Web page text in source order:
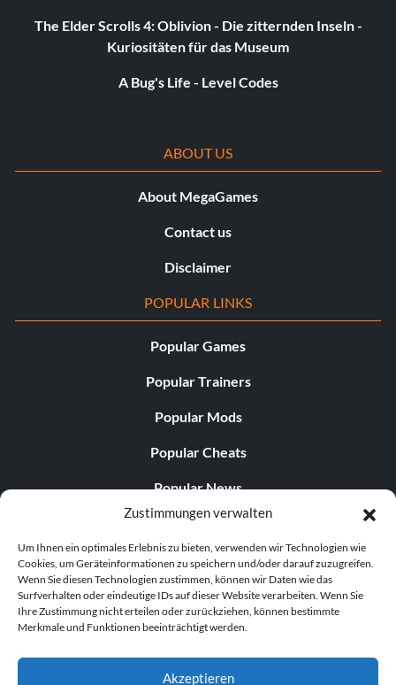
Zustimmungen verwalten
Um Ihnen ein optimales Erlebnis zu bieten, verwenden wir Technologien wie
Cookies, um Geräteinformationen zu speichern und/oder darauf zuzugreifen.
Wenn Sie diesen Technologien zustimmen, können wir Daten wie das
Surfverhalten oder eindeutige IDs auf dieser Website verarbeiten. Wenn Sie
Ihre Zustimmung nicht erteilen oder zurückziehen, können bestimmte
Merkmale und Funktionen beeinträchtigt werden.
Akzeptieren
The Elder Scrolls 4: Oblivion - Die zitternden Inseln -
Kuriositäten für das Museum
A Bug's Life - Level Codes
ABOUT US
About MegaGames
Contact us
Disclaimer
POPULAR LINKS
Popular Games
Popular Trainers
Popular Mods
Popular Cheats
Popular News
Popular Editorials
Popular Free Games
LATEST UPDATES